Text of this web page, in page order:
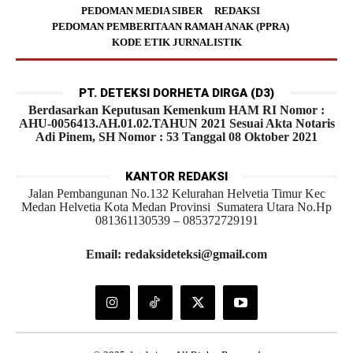
PEDOMAN MEDIA SIBER
REDAKSI
PEDOMAN PEMBERITAAN RAMAH ANAK (PPRA)
KODE ETIK JURNALISTIK
PT. DETEKSI DORHETA DIRGA (D3)
Berdasarkan Keputusan Kemenkum HAM RI Nomor :
AHU-0056413.AH.01.02.TAHUN 2021 Sesuai Akta Notaris
Adi Pinem, SH Nomor : 53 Tanggal 08 Oktober 2021
KANTOR REDAKSI
Jalan Pembangunan No.132 Kelurahan Helvetia Timur Kec
Medan Helvetia Kota Medan Provinsi Sumatera Utara No.Hp
081361130539 – 085372729191
Email: redaksideteksi@gmail.com